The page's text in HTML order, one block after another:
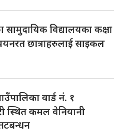
सामुदायिक विद्यालयका कक्षा
छात्राहरुलाई साइकल
वार्ड नं. १
स्थित कमल वेनियानी